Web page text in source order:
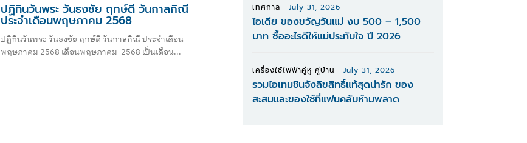
ปฏิทินวันพระ วันธงชัย ฤกษ์ดี วันกาลกิณี
ประจำเดือนพฤษภาคม 2568
ปฏิทินวันพระ วันธงชัย ฤกษ์ดี วันกาลกิณี ประจำเดือน
พฤษภาคม 2568 เดือนพฤษภาคม 2568 เป็นเดือน...
เทศกาล July 31, 2026
ไอเดีย ของขวัญวันแม่ งบ 500 – 1,500
บาท ซื้ออะไรดีให้แม่ประทับใจ ปี 2026
เครื่องใช้ไฟฟ้าคู่หู คู่บ้าน July 31, 2026
รวมไอเทมชินจังลิขสิทธิ์แท้สุดน่ารัก ของ
สะสมและของใช้ที่แฟนคลับห้ามพลาด